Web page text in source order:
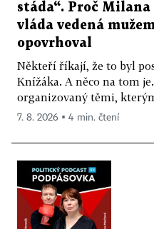
stáda“. Proč
vláda vedená
opovrhoval
Někteří říkají, že to byl
Knížáka. A něco na tom
organizovaný těmi,
7. 8. 2026 ▪ 4 min. čtení